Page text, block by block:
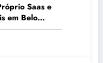
Saas e
em Belo
Guia 3449